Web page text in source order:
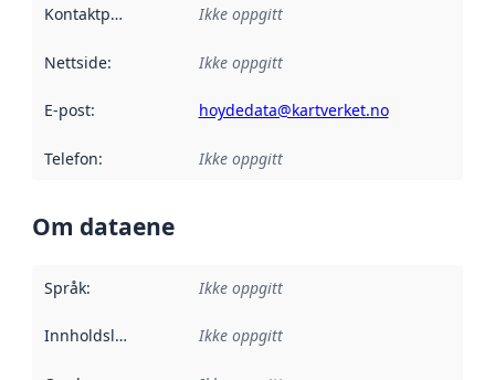
Kontaktpunkt Ikke oppgitt
Nettside: Ikke oppgitt
E-post: hoydedata@kartverket.no
Telefon: Ikke oppgitt
Om dataene
Språk: Ikke oppgitt
Innholdsleverandører :
Ikke oppgitt